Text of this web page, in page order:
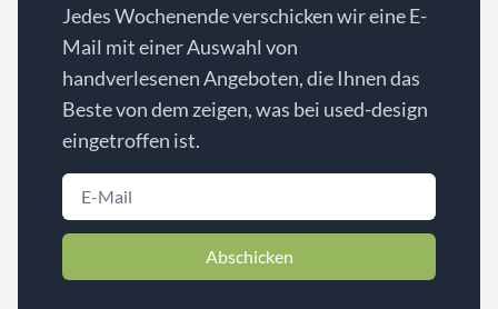
Jedes Wochenende verschicken wir eine E-
Mail mit einer Auswahl von
handverlesenen Angeboten, die Ihnen das
Beste von dem zeigen, was bei used-design
eingetroffen ist.
Abschicken